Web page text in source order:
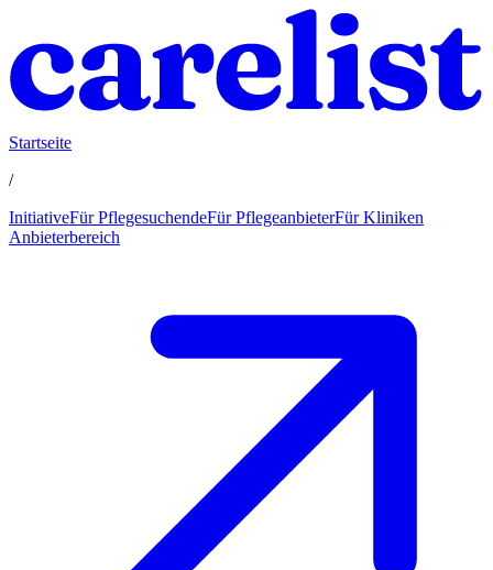
Startseite
/
InitiativeFür PflegesuchendeFür PflegeanbieterFür Kliniken
Anbieterbereich